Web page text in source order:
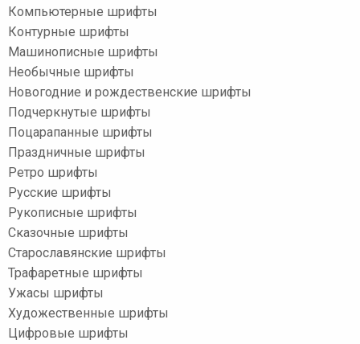
Компьютерные шрифты
Контурные шрифты
Машинописные шрифты
Необычные шрифты
Новогодние и рождественские шрифты
Подчеркнутые шрифты
Поцарапанные шрифты
Праздничные шрифты
Ретро шрифты
Русские шрифты
Рукописные шрифты
Сказочные шрифты
Старославянские шрифты
Трафаретные шрифты
Ужасы шрифты
Художественные шрифты
Цифровые шрифты